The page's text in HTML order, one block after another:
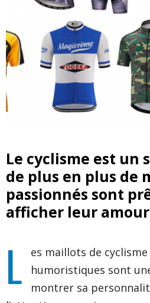
Le cyclisme est un
de plus en plus de
passionnés sont
afficher leur
L
es maillots de
humoristiques sont
montrer sa